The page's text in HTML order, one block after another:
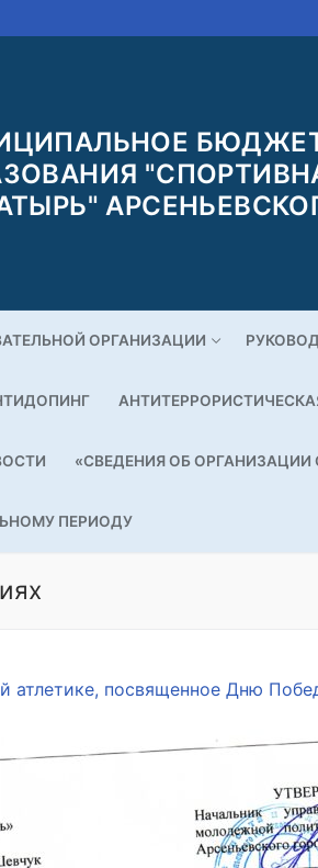
ОРГАНИЗАЦИИ
«СВЕДЕНИЯ ОБ
ПЕРИОДУ
атлетике, посвященное Дню